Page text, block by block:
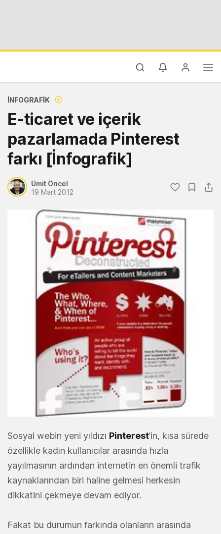
İNFOGRAFIK
E-ticaret ve içerik
pazarlamada Pinterest
farkı [İnfografik]
Ümit Öncel
19 Mart 2012
Sosyal webin yeni yıldızı Pinterest’in, kısa sürede
özellikle kadın kullanıcılar arasında hızla
yayılmasının ardından internetin en önemli trafik
kaynaklarından biri haline gelmesi herkesin
dikkatini çekmeye devam ediyor.
Fakat bu durumun farkında olanların arasında